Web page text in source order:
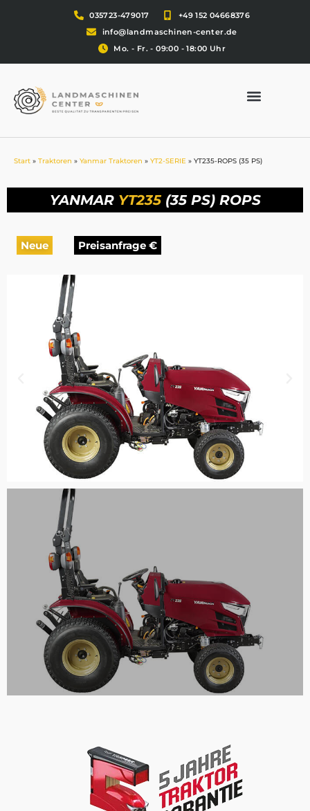
035723-479017
+49 152 04668376
info@landmaschinen-center.de
Mo. - Fr. - 09:00 - 18:00 Uhr
Start » Traktoren » Yanmar Traktoren » YT2-SERIE » YT235-ROPS (35 PS)
YANMAR YT235 (35 PS) ROPS
Neue Preisanfrage €